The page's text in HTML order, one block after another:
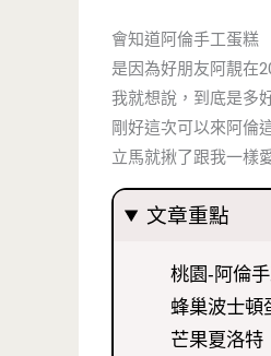
會知道阿倫手工蛋糕
是因為好朋友阿靚在
我就想說，到底是多
剛好這次可以來阿倫
立馬就揪了跟我一樣
文章重點
桃園-阿倫
蜂巢波士
芒果夏洛特